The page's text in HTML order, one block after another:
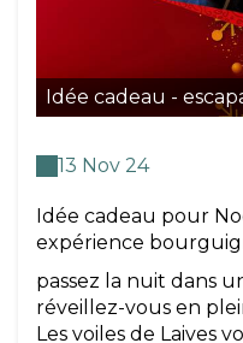
Idée cadeau -
13 Nov 24
Idée cadeau pour
expérience
passez la nuit dans
réveillez-vous en
Les voiles de Laives